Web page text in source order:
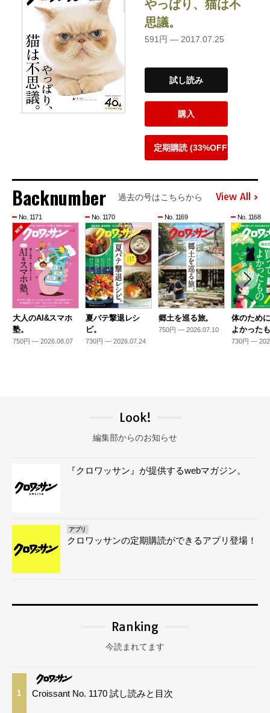
やっぱり、猫は不
思議。
591円 — 2017.07.25
試し読み
購入
定期購読 (33%OFF)
Backnumber 過去の号はこちらから View All
No. 1171
大人のAI&スマホ
塾。
750円 — 2026.08.07
No. 1170
夏バテ撃退レシ
ピ。
730円 — 2026.07.24
No. 1169
郷土を巡る旅。
750円 — 2026.07.10
No. 1168
体のため
よかった
730円 —
Look!
編集部からのお知らせ
『クロワッサン』が提供するwebマガジン。
アプリ
クロワッサンの定期購読ができるアプリ登場！
Ranking
今読まれてます
1 Croissant No. 1170 試し読みと目次